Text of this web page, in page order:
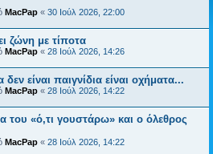
MacPap « 30 Ιούλ 2026, 22:00
ζώνη με τίποτα
MacPap « 28 Ιούλ 2026, 14:26
δεν είναι παιγνίδια είναι οχήματα...
MacPap « 28 Ιούλ 2026, 14:22
του «ό,τι γουστάρω» και ο όλεθρος
MacPap « 28 Ιούλ 2026, 14:22